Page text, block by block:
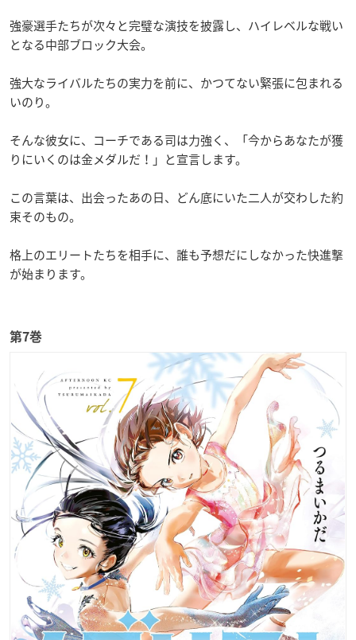
強豪選手たちが次々と完璧な演技を披露し、ハイレベルな戦い
となる中部ブロック大会。
強大なライバルたちの実力を前に、かつてない緊張に包まれる
いのり。
そんな彼女に、コーチである司は力強く、「今からあなたが獲
りにいくのは金メダルだ！」と宣言します。
この言葉は、出会ったあの日、どん底にいた二人が交わした約
束そのもの。
格上のエリートたちを相手に、誰も予想だにしなかった快進撃
が始まります。
第7巻